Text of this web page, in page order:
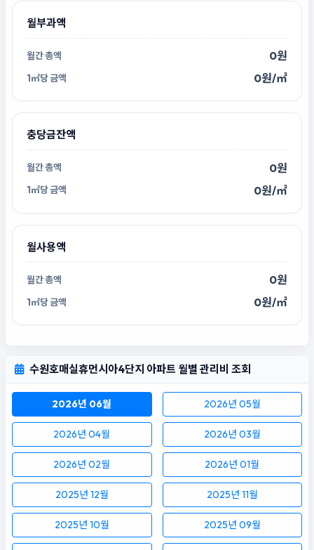
월부과액
0원
0원/㎡
충당금잔액
0원
0원/㎡
월사용액
0원
0원/㎡
수원호매실휴먼시아4단지 아파트 월별 관리비 조회
2026년 06월 2026년 05월
2026년 04월 2026년 03월
2026년 02월 2026년 01월
2025년 12월 2025년 11월
2025년 10월 2025년 09월